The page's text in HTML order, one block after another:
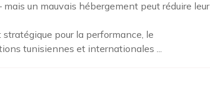
un mauvais hébergement peut réduire leur
pour la performance, le
tunisiennes et internationales ...